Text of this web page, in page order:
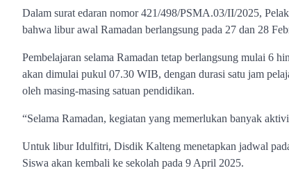
Dalam surat edaran nomor 421/498/PSMA.03/II/2025,
bahwa libur awal Ramadan berlangsung pada 27 dan 28
Pembelajaran selama Ramadan tetap berlangsung mulai 6
akan dimulai pukul 07.30 WIB, dengan durasi satu jam
oleh masing-masing satuan pendidikan.
“Selama Ramadan, kegiatan yang memerlukan banyak
Untuk libur Idulfitri, Disdik Kalteng menetapkan jadwal
Siswa akan kembali ke sekolah pada 9 April 2025.